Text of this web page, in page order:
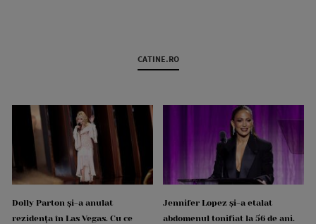
CATINE.RO
Dolly Parton și-a anulat
rezidența în Las Vegas. Cu ce
Jennifer Lopez și-a etalat
abdomenul tonifiat la 56 de ani.